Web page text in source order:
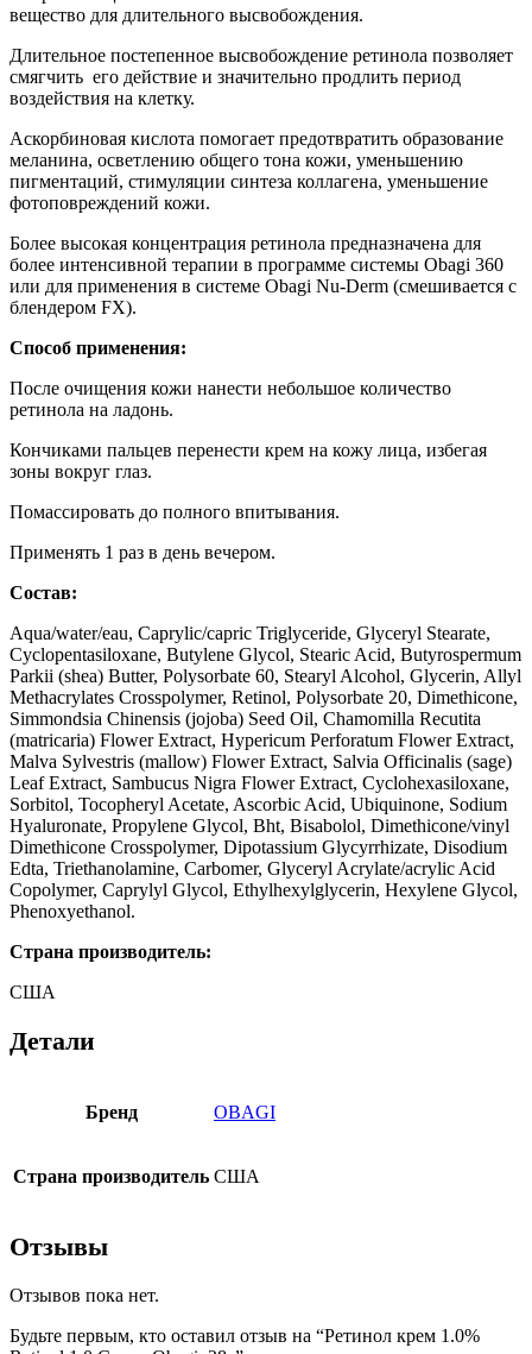
вещество для длительного высвобождения.
Длительное постепенное высвобождение ретинола позволяет
смягчить его действие и значительно продлить период
воздействия на клетку.
Аскорбиновая кислота помогает предотвратить образование
меланина, осветлению общего тона кожи, уменьшению
пигментаций, стимуляции синтеза коллагена, уменьшение
фотоповреждений кожи.
Более высокая концентрация ретинола предназначена для
более интенсивной терапии в программе системы Obagi 360
или для применения в системе Obagi Nu-Derm (смешивается с
блендером FX).
Способ применения:
После очищения кожи нанести небольшое количество
ретинола на ладонь.
Кончиками пальцев перенести крем на кожу лица, избегая
зоны вокруг глаз.
Помассировать до полного впитывания.
Применять 1 раз в день вечером.
Состав:
Aqua/water/eau, Caprylic/capric Triglyceride, Glyceryl Stearate,
Cyclopentasiloxane, Butylene Glycol, Stearic Acid, Butyrospermum
Parkii (shea) Butter, Polysorbate 60, Stearyl Alcohol, Glycerin, Allyl
Methacrylates Crosspolymer, Retinol, Polysorbate 20, Dimethicone,
Simmondsia Chinensis (jojoba) Seed Oil, Chamomilla Recutita
(matricaria) Flower Extract, Hypericum Perforatum Flower Extract,
Malva Sylvestris (mallow) Flower Extract, Salvia Officinalis (sage)
Leaf Extract, Sambucus Nigra Flower Extract, Cyclohexasiloxane,
Sorbitol, Tocopheryl Acetate, Ascorbic Acid, Ubiquinone, Sodium
Hyaluronate, Propylene Glycol, Bht, Bisabolol, Dimethicone/vinyl
Dimethicone Crosspolymer, Dipotassium Glycyrrhizate, Disodium
Edta, Triethanolamine, Carbomer, Glyceryl Acrylate/acrylic Acid
Copolymer, Caprylyl Glycol, Ethylhexylglycerin, Hexylene Glycol,
Phenoxyethanol.
Страна производитель:
США
Детали
Бренд OBAGI
Страна производитель США
Отзывы
Отзывов пока нет.
Будьте первым, кто оставил отзыв на “Ретинол крем 1.0%